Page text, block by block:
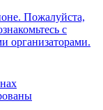
Пожалуйста,
с
организаторами.